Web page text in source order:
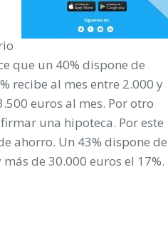
que un 40% dispone de
recibe al mes entre 2.000 y
euros al mes. Por otro
una hipoteca. Por este
ahorro. Un 43% dispone de
de 30.000 euros el 17%.